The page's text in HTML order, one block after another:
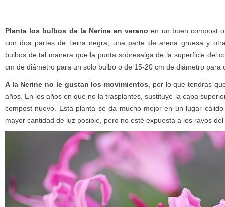
Planta los bulbos de la Nerine en verano en un buen compost
con dos partes de tierra negra, una parte de arena gruesa y
bulbos de tal manera que la punta sobresalga de la superficie del
cm de diámetro para un solo bulbo o de 15-20 cm de diámetro para
A la Nerine no le gustan los movimientos , por lo que tendrás
años. En los años en que no la trasplantes, sustituye la capa
compost nuevo. Esta planta se da mucho mejor en un lugar
mayor cantidad de luz posible, pero no esté expuesta a los rayos